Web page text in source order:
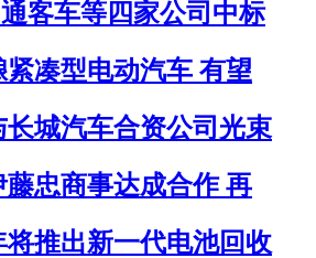
客车等四家公司中标
凑型电动汽车 有望
长城汽车合资公司光束
藤忠商事达成合作 再
推出新一代电池回收